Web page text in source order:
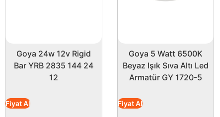
sağlayarak, çeşitli montaj seçenekleri ile uyumlu
ortamlarında veya mağaza vitrinlerinde mükemmel
kullanılabilir.
Bu ürün, hem estetik hem de işlevsel bir aydınlatma
güzelleştirebilirsiniz. Kaliteli aydınlatmanın yanı sıra,
Goya 24w 12v Rigid
Bar YRB 2835 144 24
12
Fiyat Al
Goya 5 Watt 6500K
Beyaz Işık Sıva Altı Led
Armatür GY 1720-5
Fiyat Al